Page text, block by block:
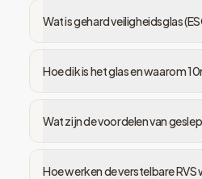
Wat is gehard veiligheidsglas
Hoe dik is het glas en waarom
Wat zijn de voordelen van
Hoe werken de verstelbare RVS